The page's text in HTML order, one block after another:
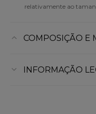
relativamente ao
COMPOSIÇÃO E
INFORMAÇÃO